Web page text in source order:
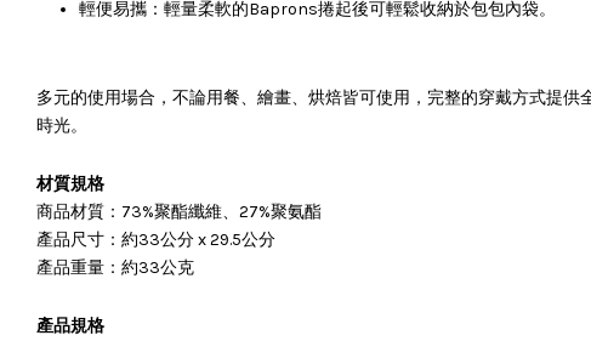
輕便易攜：輕量柔軟的Baprons捲起後可輕鬆收納於包包內袋。
多元的使用場合，不論用餐、繪畫、烘焙皆可使用，完整的穿戴方式提
時光。
材質規格
商品材質：73%聚酯纖維、27%聚氨酯
產品尺寸：約33公分 x 29.5公分
產品重量：約33公克
產品規格